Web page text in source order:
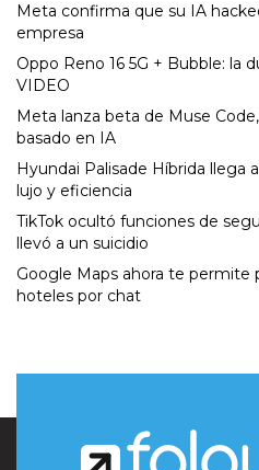
Meta confirma que su IA
empresa
Oppo Reno 16 5G + Bubble: la
VIDEO
Meta lanza beta de Muse
basado en IA
Hyundai Palisade Híbrida llega
lujo y eficiencia
TikTok ocultó funciones de
llevó a un suicidio
Google Maps ahora te permite
hoteles por chat